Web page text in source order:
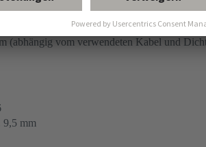
(abhängig vom verwendeten Kabel und
9,5 mm